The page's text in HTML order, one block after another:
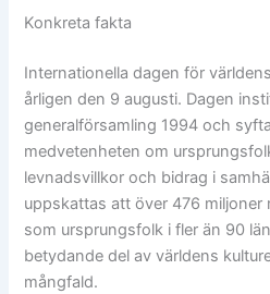
Konkreta fakta
Internationella dagen för
årligen den 9 augusti. Dagen
generalförsamling 1994 och
medvetenheten om
levnadsvillkor och bidrag i
uppskattas att över 476 miljoner
som ursprungsfolk i fler än 90
betydande del av världens
mångfald.